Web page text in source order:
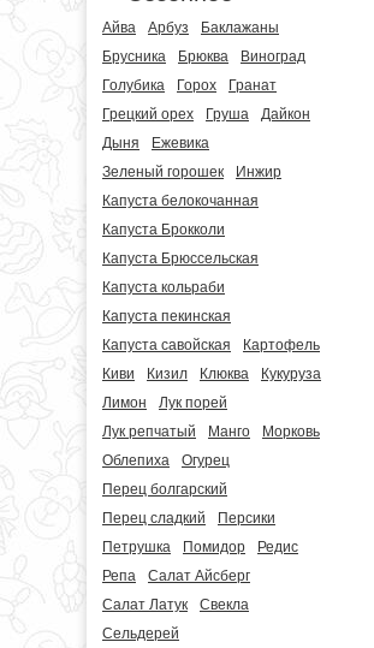
Айва Арбуз
Баклажаны
Брусника
Брюква
Виноград
Голубика
Горох
Гранат
Грецкий орех
Груша
Дайкон
Дыня
Ежевика
Зеленый горошек
Инжир
Капуста белокочанная
Капуста Брокколи
Капуста Брюссельская
Капуста кольраби
Капуста пекинская
Капуста савойская
Картофель
Киви
Кизил Клюква
Кукуруза
Лимон
Лук порей
Лук репчатый
Манго
Морковь
Облепиха
Огурец
Перец болгарский
Перец сладкий
Персики
Петрушка
Помидор
Редис
Репа
Салат Айсберг
Салат Латук
Свекла
Сельдерей